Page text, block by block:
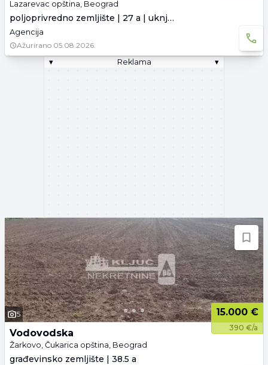
Lazarevac opština, Beograd
poljoprivredno zemljište | 27 a | uknjiženo
Agencija
Ažurirano 05.08.2026.
▾
Reklama ▾
5 15.000 €
390 €/a
Vodovodska
Žarkovo, Čukarica opština, Beograd
građevinsko zemljište | 38.5 a